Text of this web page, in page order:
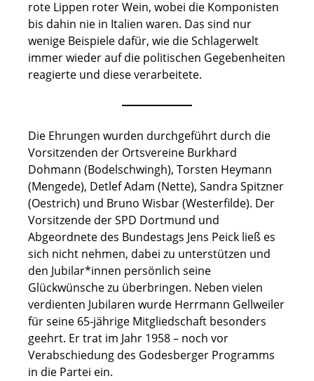
rote Lippen roter Wein, wobei die Komponisten
bis dahin nie in Italien waren. Das sind nur
wenige Beispiele dafür, wie die Schlagerwelt
immer wieder auf die politischen Gegebenheiten
reagierte und diese verarbeitete.
Die Ehrungen wurden durchgeführt durch die
Vorsitzenden der Ortsvereine Burkhard
Dohmann (Bodelschwingh), Torsten Heymann
(Mengede), Detlef Adam (Nette), Sandra Spitzner
(Oestrich) und Bruno Wisbar (Westerfilde). Der
Vorsitzende der SPD Dortmund und
Abgeordnete des Bundestags Jens Peick ließ es
sich nicht nehmen, dabei zu unterstützen und
den Jubilar*innen persönlich seine
Glückwünsche zu überbringen. Neben vielen
verdienten Jubilaren wurde Herrmann Gellweiler
für seine 65-jährige Mitgliedschaft besonders
geehrt. Er trat im Jahr 1958 – noch vor
Verabschiedung des Godesberger Programms
in die Partei ein.